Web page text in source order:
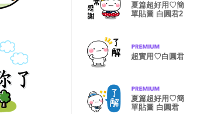
夏篇超好用♡簡
單貼圖 白圓君2
超實用♡白圓君
夏篇超好用♡簡
單貼圖 白圓君